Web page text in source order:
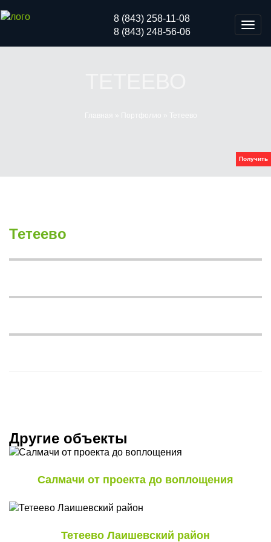
8 (843) 258-11-08
8 (843) 248-56-06
Получить
Главная » Портфолио » Тетеево
Тетеево
Другие объекты
Салмачи от проекта до воплощения
Тетеево Лаишевский район